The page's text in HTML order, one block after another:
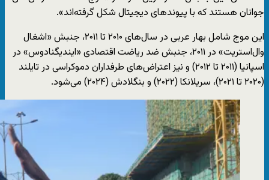
جوانان هستند که با پیوندهای دیجیتال شکل گرفته‌اند».
این موج شامل بهار عربی در سال‌های ۲۰۱۰ تا ۲۰۱۱، جنبش «اشغال
وال‌استریت» در ۲۰۱۱، جنبش ضد ریاضت اقتصادی «ایندیگنادوس» در
اسپانیا (۲۰۱۱ تا ۲۰۱۲) و نیز اعتراض‌های طرفداران دموکراسی در تایلند
(۲۰۲۰ تا ۲۰۲۱)، سریلانکا (۲۰۲۲) و بنگلادش (۲۰۲۴) می‌شود.